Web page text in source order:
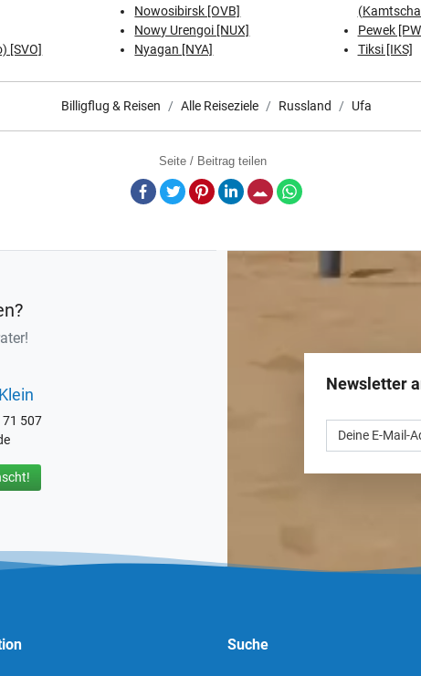
[SVO]
Nowosibirsk [OVB]
Nowy Urengoi [NUX]
Nyagan [NYA]
Pewek
Tiksi [IKS]
Billigflug & Reisen Alle Reiseziele Russland Ufa
Seite / Beitrag teilen
Facebook
TwitterPinterestLinkedInE-Mail
71 507
Newsletter
Suche